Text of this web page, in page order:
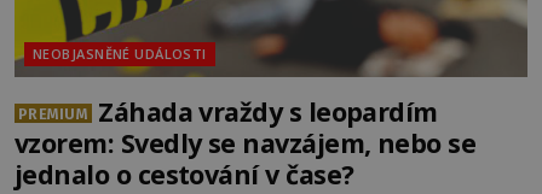
NEOBJASNĚNÉ UDÁLOSTI
PREMIUM
Záhada vraždy s leopardím
vzorem: Svedly se navzájem, nebo se
jednalo o cestování v čase?